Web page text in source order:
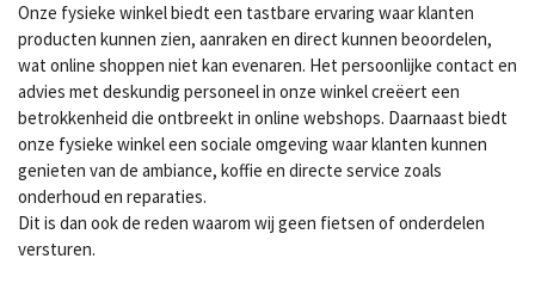
Onze fysieke winkel biedt een tastbare ervaring waar klanten
producten kunnen zien, aanraken en direct kunnen beoordelen,
wat online shoppen niet kan evenaren. Het persoonlijke contact en
advies met deskundig personeel in onze winkel creëert een
betrokkenheid die ontbreekt in online webshops. Daarnaast biedt
onze fysieke winkel een sociale omgeving waar klanten kunnen
genieten van de ambiance, koffie en directe service zoals
onderhoud en reparaties.
Dit is dan ook de reden waarom wij geen fietsen of onderdelen
versturen.